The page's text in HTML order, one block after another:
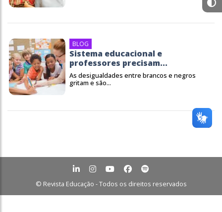
BLOG
Sistema educacional e
professores precisam...
As desigualdades entre brancos e negros
gritam e são...
© Revista Educação - Todos os direitos reservados